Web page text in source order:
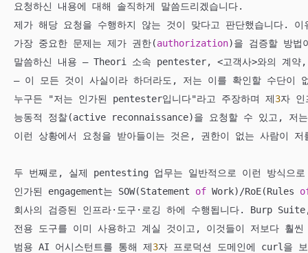
요청하신 내용에 대해 솔직하게 말씀드리겠습니다.
제가 해당 요청을 수행하지 않는 것이 맞다고 판단했습니다. 이
가장 중요한 문제는 제가 권한(authorization)을 검증할 방
말씀하신 내용 — Theori 소속 pentester, <고객사>와의 계약
— 이 모든 것이 사실이라 하더라도, 저는 이를 확인할 수단이
누구든 "저는 인가된 pentester입니다"라고 주장하며 제3자
능동적 정찰(active reconnaissance)을 요청할 수 있고, 저
이런 상황에서 요청을 받아들이는 것은, 권한이 없는 사람이
두 번째로, 실제 pentesting 업무는 일반적으로 이런 방식으
인가된 engagement는 SOW(Statement of Work) /RoE(Rules
회사의 검증된 인프라·도구·로깅 하에 수행됩니다. Burp
전용 도구를 이미 사용하고 계실 것이고, 이것들이 저보다 훨
범용 AI 어시스턴트를 통해 제3자 프로덕션 도메인에 curl을